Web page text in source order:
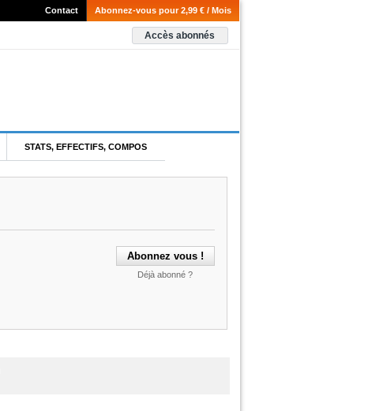
Abonnez-vous pour 2,99 € / Mois
Contact
Accès abonnés
STATS, EFFECTIFS, COMPOS
Déjà abonné ?